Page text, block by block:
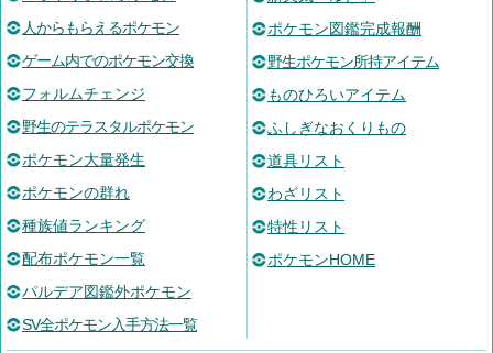
人からもらえるポケモン
ゲーム内でのポケモン交換
フォルムチェンジ
野生のテラスタルポケモン
ポケモン大量発生
ポケモンの群れ
種族値ランキング
配布ポケモン一覧
パルデア図鑑外ポケモン
SV全ポケモン入手方法一覧
ポケモン図鑑完成報酬
野生ポケモン所持アイテム
ものひろいアイテム
ふしぎなおくりもの
道具リスト
わざリスト
特性リスト
ポケモンHOME